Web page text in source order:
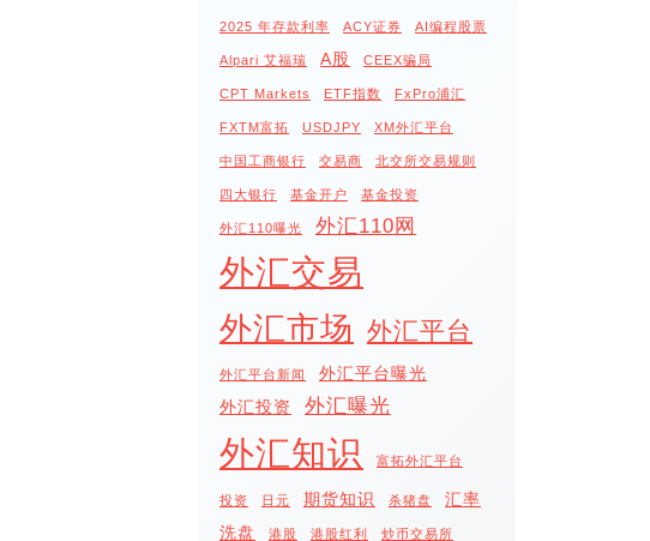
2025 年存款利率 ACY证券 AI编程股票
Alpari 艾福瑞 A股 CEEX骗局
CPT Markets ETF指数 FxPro浦汇
FXTM富拓 USDJPY XM外汇平台
中国工商银行 交易商 北交所交易规则
四大银行 基金开户 基金投资
外汇110曝光 外汇110网
外汇交易
外汇市场 外汇平台
外汇平台新闻
外汇平台曝光
外汇投资
外汇曝光
外汇知识 富拓外汇平台
投资 日元 期货知识 杀猪盘
汇率
洗盘
港股 港股红利 炒币交易所